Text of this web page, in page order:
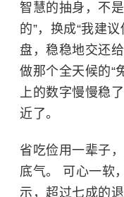
智慧的抽身，不
的”，换成“我建
盘，稳稳地交还
做那个全天候的“
上的数字慢慢稳
近了。
省吃俭用一辈子
底气。 可心一软
示，超过七成的